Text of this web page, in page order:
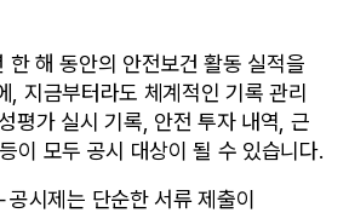
해 동안의 안전보건 활동 실적을
, 지금부터라도 체계적인 기록 관리
평가 실시 기록, 안전 투자 내역, 근
이 모두 공시 대상이 될 수 있습니다.
시제는 단순한 서류 제출이